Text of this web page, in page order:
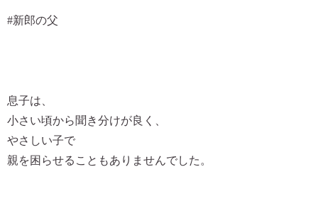
#新郎の父
息子は、
小さい頃から聞き分けが良く、
やさしい子で
親を困らせることもありませんでした。